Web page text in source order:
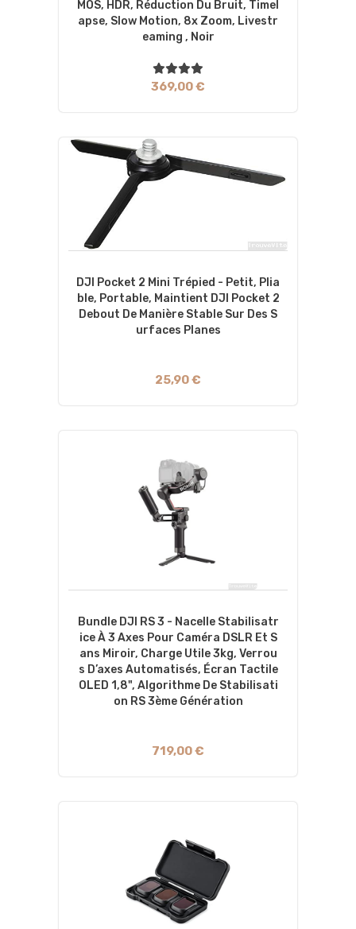
MOS, HDR, Réduction Du Bruit, Timel
Apse, Slow Motion, 8x Zoom, Livestr
Eaming , Noir
369,00 €
DJI Pocket 2 Mini Trépied - Petit, Plia
Ble, Portable, Maintient DJI Pocket 2
Debout De Manière Stable Sur Des S
Urfaces Planes
25,90 €
Bundle DJI RS 3 - Nacelle Stabilisatr
Ice À 3 Axes Pour Caméra DSLR Et S
Ans Miroir, Charge Utile 3kg, Verrou
S D’axes Automatisés, Écran Tactile
OLED 1,8", Algorithme De Stabilisati
On RS 3ème Génération
719,00 €